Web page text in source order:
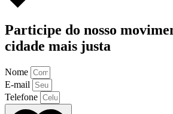
Participe do nosso
cidade mais justa
Nome
E-mail
Telefone